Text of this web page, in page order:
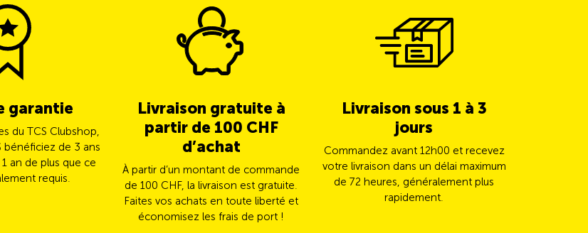
garantie
du TCS Clubshop,
bénéficiez de 3 ans
an de plus que ce
requis.
Livraison gratuite à
partir de 100 CHF
d’achat
À partir d’un montant de commande
de 100 CHF, la livraison est gratuite.
Faites vos achats en toute liberté et
économisez les frais de port !
Livraison sous 1 à 3
jours
Commandez avant 12h00 et recevez
votre livraison dans un délai maximum
de 72 heures, généralement plus
rapidement.